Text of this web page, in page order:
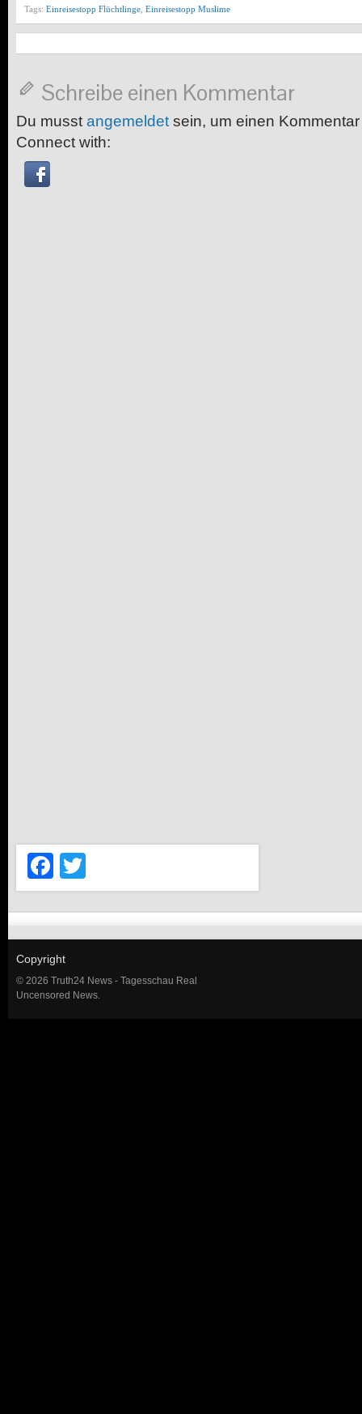
Tags: Einreisestopp Flüchtlinge, Einreisestopp Muslime
Schreibe einen Kommentar
Du musst angemeldet sein, um einen
Connect with:
Facebook
Copyright
© 2026 Truth24 News - Tagesschau Real
Uncensored News.